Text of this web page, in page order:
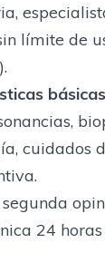
límite de
cuidados
24